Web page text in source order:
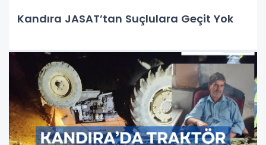
Kandıra JASAT’tan Suçlulara Geçit Yok